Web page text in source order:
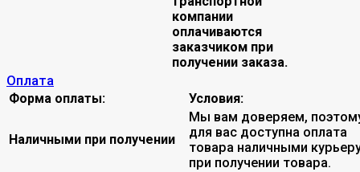
компании
оплачиваются
заказчиком при
получении заказа.
Оплата
Форма оплаты: Условия:
Наличными при получении
Мы вам доверяем,
для вас доступна оплата
товара наличными
при получении товара.